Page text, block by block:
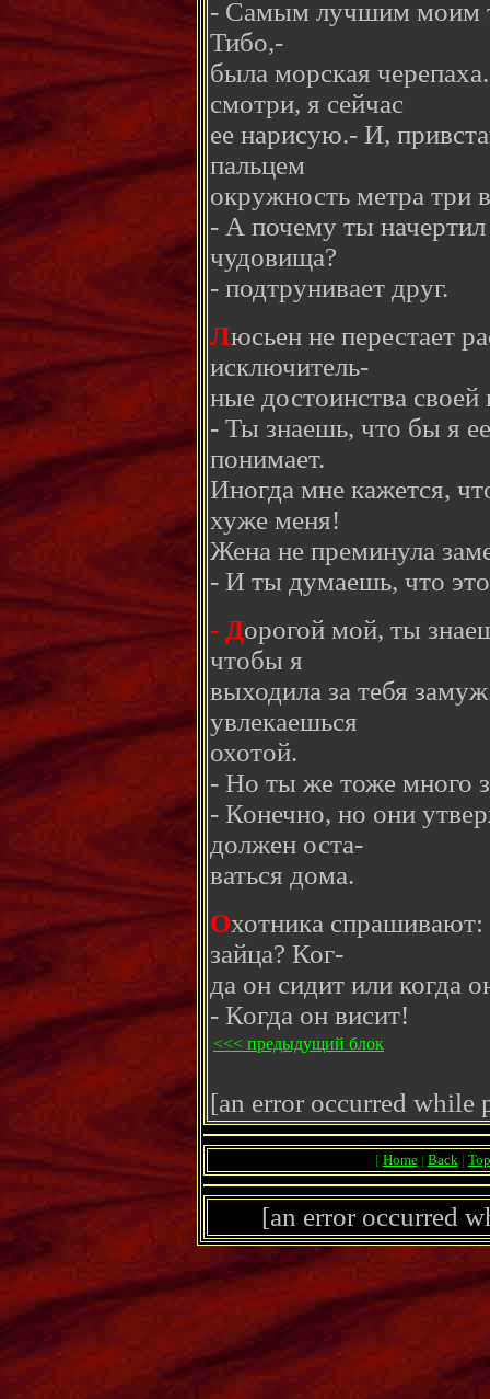
- Самым лучшим моим
Тибо,-
была морская
смотри, я сейчас
ее нарисую.- И,
пальцем
окружность метра три
- А почему ты начертил
чудовища?
- подтрунивает друг.
Люсьен не перестает
исключитель-
ные достоинства
- Ты знаешь, что бы я
понимает.
Иногда мне кажется,
хуже меня!
Жена не преминула
- И ты думаешь, что это
- Дорогой мой, ты
чтобы я
выходила за тебя
увлекаешься
охотой.
- Но ты же тоже много
- Конечно, но они
должен оста-
ваться дома.
Охотника спрашивают:
зайца? Ког-
да он сидит или когда
- Когда он висит!
<<< предыдущий блок
[an error occurred while
[ Home| Back| Top
[an error occurred